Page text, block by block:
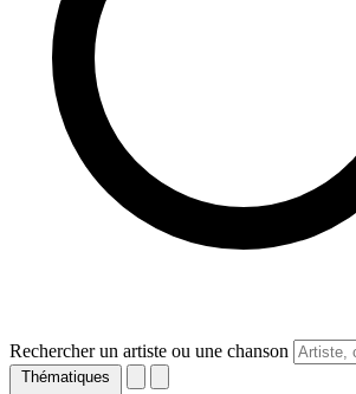
Rechercher un artiste ou une chanson
Thématiques